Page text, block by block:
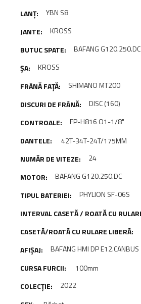
YBN S8
KROSS
BAFANG G120.250.DC
KROSS
SHIMANO MT200
DISC (160)
FP-H816 O1-1/8"
42T-34T-24T/175MM
24
BAFANG G120.250.DC
PHYLION SF-06S
BAFANG HMI DP E12.CANBUS
100mm
2022